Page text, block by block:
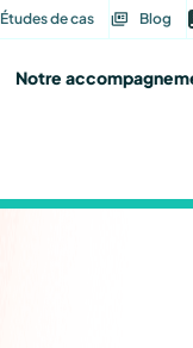
Études de cas Blog
Notre